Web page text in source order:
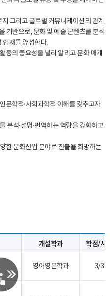
그리고 글로벌 커뮤니케이션의 관계
기반으로, 문화 및 예술 콘텐츠를 분석
인재를 양성한다.
동의 중요성을 널리 알리고 문화 매개
문학적·사회과학적 이해를 갖추고자
분석·설명·번역하는 역량을 강화하고
한 문화산업 분야로 진출을 희망하는
개설학과 학점/시
영어영문학과 3/3